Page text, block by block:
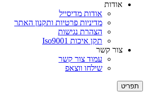
אודות
אודות מדיסייל
מדיניות פרטיות ותקנון האתר
הצהרת נגישות
תקן איכות Iso9001
צור קשר
עמוד צור קשר
שילחו ווצאפ
תפריט